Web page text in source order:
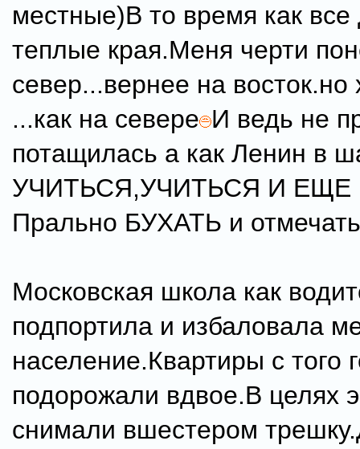
местные)В то время как все
теплые края.Меня черти
север...вернее на
...как на севере И ведь не
потащилась а как Ленин в
УЧИТЬСЯ,УЧИТЬСЯ И ЕЩЕ
Прально БУХАТЬ и
Московская школа как
подпортила и избаловала
население.Квартиры с того
подорожали вдвое.В целях
снимали вшестером